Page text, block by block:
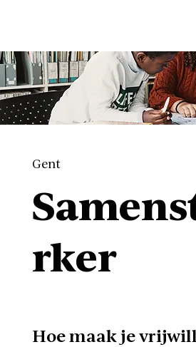
Gent
rker
Hoe maak je